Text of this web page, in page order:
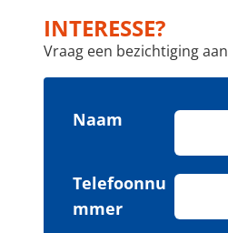
INTERESSE?
Vraag een bezichtiging aan
Naam
Telefoonnu
mmer